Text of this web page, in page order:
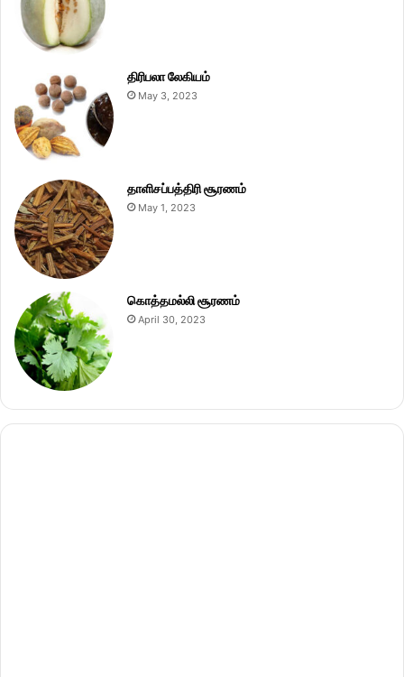
திரிபலா லேகியம்
May 3, 2023
தாளிசப்பத்திரி சூரணம்
May 1, 2023
கொத்தமல்லி சூரணம்
April 30, 2023